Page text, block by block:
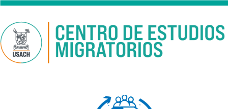
Pasar al contenido principal